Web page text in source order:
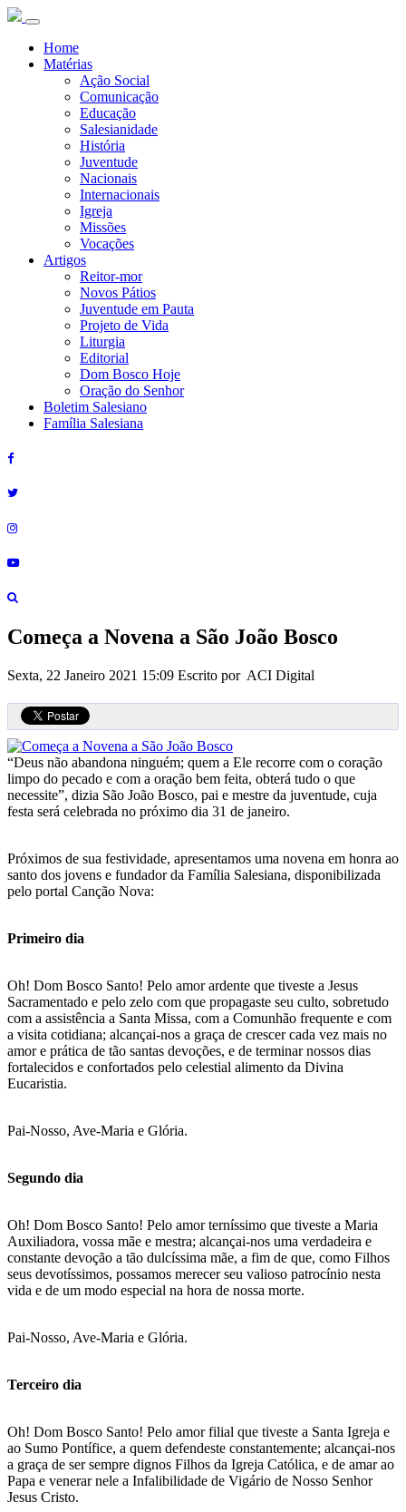
Home
Matérias
Ação Social
Comunicação
Educação
Salesianidade
História
Juventude
Nacionais
Internacionais
Igreja
Missões
Vocações
Artigos
Reitor-mor
Novos Pátios
Juventude em Pauta
Projeto de Vida
Liturgia
Editorial
Dom Bosco Hoje
Oração do Senhor
Boletim Salesiano
Família Salesiana
Começa a Novena a São João Bosco
Sexta, 22 Janeiro 2021 15:09 Escrito por ACI Digital
“Deus não abandona ninguém; quem a Ele recorre com o coração
limpo do pecado e com a oração bem feita, obterá tudo o que
necessite”, dizia São João Bosco, pai e mestre da juventude, cuja
festa será celebrada no próximo dia 31 de janeiro.
Próximos de sua festividade, apresentamos uma novena em honra ao
santo dos jovens e fundador da Família Salesiana, disponibilizada
pelo portal Canção Nova:
Primeiro dia
Oh! Dom Bosco Santo! Pelo amor ardente que tiveste a Jesus
Sacramentado e pelo zelo com que propagaste seu culto, sobretudo
com a assistência a Santa Missa, com a Comunhão frequente e com
a visita cotidiana; alcançai-nos a graça de crescer cada vez mais no
amor e prática de tão santas devoções, e de terminar nossos dias
fortalecidos e confortados pelo celestial alimento da Divina
Eucaristia.
Pai-Nosso, Ave-Maria e Glória.
Segundo dia
Oh! Dom Bosco Santo! Pelo amor terníssimo que tiveste a Maria
Auxiliadora, vossa mãe e mestra; alcançai-nos uma verdadeira e
constante devoção a tão dulcíssima mãe, a fim de que, como Filhos
seus devotíssimos, possamos merecer seu valioso patrocínio nesta
vida e de um modo especial na hora de nossa morte.
Pai-Nosso, Ave-Maria e Glória.
Terceiro dia
Oh! Dom Bosco Santo! Pelo amor filial que tiveste a Santa Igreja e
ao Sumo Pontífice, a quem defendeste constantemente; alcançai-nos
a graça de ser sempre dignos Filhos da Igreja Católica, e de amar ao
Papa e venerar nele a Infalibilidade de Vigário de Nosso Senhor
Jesus Cristo.